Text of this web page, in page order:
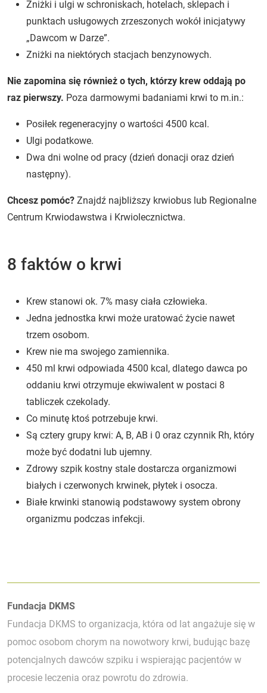
Zniżki i ulgi w schroniskach, hotelach, sklepach i
punktach usługowych zrzeszonych wokół inicjatywy
„Dawcom w Darze”.
Zniżki na niektórych stacjach benzynowych.
Nie zapomina się również o tych, którzy krew oddają po
raz pierwszy. Poza darmowymi badaniami krwi to m.in.:
Posiłek regeneracyjny o wartości 4500 kcal.
Ulgi podatkowe.
Dwa dni wolne od pracy (dzień donacji oraz dzień
następny).
Chcesz pomóc? Znajdź najbliższy krwiobus lub Regionalne
Centrum Krwiodawstwa i Krwiolecznictwa.
8 faktów o krwi
Krew stanowi ok. 7% masy ciała człowieka.
Jedna jednostka krwi może uratować życie nawet
trzem osobom.
Krew nie ma swojego zamiennika.
450 ml krwi odpowiada 4500 kcal, dlatego dawca po
oddaniu krwi otrzymuje ekwiwalent w postaci 8
tabliczek czekolady.
Co minutę ktoś potrzebuje krwi.
Są cztery grupy krwi: A, B, AB i 0 oraz czynnik Rh, który
może być dodatni lub ujemny.
Zdrowy szpik kostny stale dostarcza organizmowi
białych i czerwonych krwinek, płytek i osocza.
Białe krwinki stanowią podstawowy system obrony
organizmu podczas infekcji.
Autorzy:
Fundacja DKMS
Fundacja DKMS to organizacja, która od lat angażuje się w
pomoc osobom chorym na nowotwory krwi, budując bazę
potencjalnych dawców szpiku i wspierając pacjentów w
procesie leczenia oraz powrotu do zdrowia.